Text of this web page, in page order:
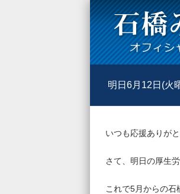
明日6月12日(火
いつも応援ありが
さて、明日の厚生
これで5月からの石